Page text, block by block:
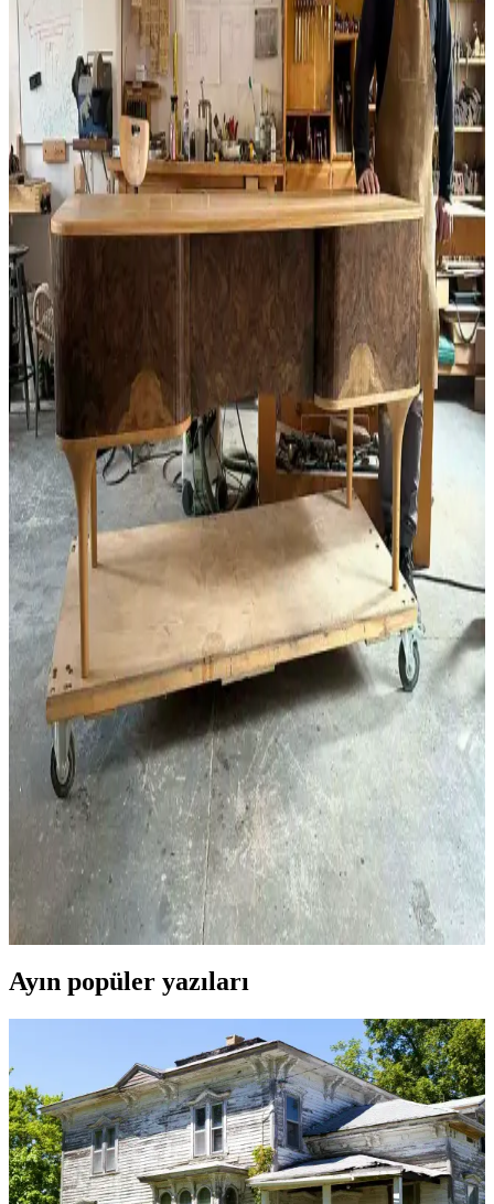
Chevron Desenli Ahşap Kesme Tahtası Üretiminde
Yaygın Hatalar ve Çözüm Yöntemleri
Chevron desenli ahşap kesme tahtası üretiminde hizalama,
yapıştırma ve vida yerleşimi gibi teknik sorunlar ürün kalitesini
etkiler. Doğru yöntemlerle bu hatalar önlenebilir.
Kalın Kaplamalarda Oyma: Ahşap Hareketi ve
Malzeme Seçiminin Önemi
Kalın kaplamalarda oyma işlemi, ahşap hareketi ve malzeme uyumu
gerektirir. Kaplama ve çekirdek ahşabın birlikte hareket etmesi
çatlama riskini azaltır ve mobilyanın dayanıklılığını artırır.
Ahşap Kesim Artıklarının Değerlendirilmesi ve
Marangozlukta Kullanım Alanları
Ahşap kesim artıkları, farklı ağaç türlerinden oluşan değerli
malzemeler içerir. Bu parçalar, marangozlukta küçük mobilya ve
gitar yapımı gibi çeşitli projelerde ekonomik ve yaratıcı çözümler
sunar.
Bıçak Sapı Yapımında Malzeme Seçimi ve İşçilik
Sürecinin Detaylı İncelenmesi
Bıçak sapı yapımında malzeme seçimi, yapıştırma, delme,
şekillendirme ve bitirme süreçleri, el becerisiyle birleşerek dayanıklı
ve estetik saplar ortaya çıkarır. Jigsiz işçilik ön plandadır.
Ahşap Epoksi Dökümünde Renk Sızıntısı Sorunu ve
Etkili Çözüm Yöntemleri
Ahşap epoksi dökümünde renk pigmentlerinin ahşap liflerine
sızması sıkça karşılaşılan bir sorundur. Ön mühürleme, doğru
pigment seçimi ve yüzey hazırlığı bu problemi büyük ölçüde önler.
Geleneksel Ahşap İşçiliğiyle Masif Ahşap Masa
Yapımında Klasik Birleştirme Teknikleri
Geleneksel el aletleri ve klasik birleştirme yöntemleri kullanılarak
meşe ve ceviz malzemelerle yapılan masif ahşap masa, dayanıklılık
ve estetiği bir arada sunar. Buhar bükme ve el işçiliği detayları öne
Ayın popüler yazıları